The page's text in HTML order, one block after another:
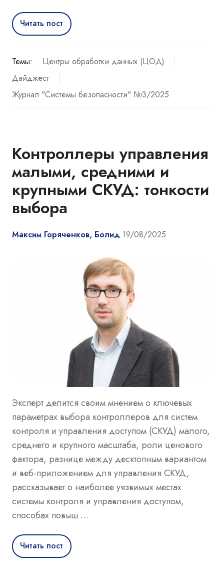
Читать пост
Темы:
Центры обработки данных (ЦОД)
Дайджест
Журнал "Системы безопасности" №3/2025
Контроллеры управления
малыми, средними и
крупными СКУД: тонкости
выбора
Максим Горяченков, Болид 19/08/2025
Эксперт делится своим мнением о ключевых
параметрах выбора контроллеров для систем
контроля и управления доступом (СКУД) малого,
среднего и крупного масштаба, роли ценового
фактора, разнице между десктопным вариантом
и веб-приложением для управления СКУД,
рассказывает о наиболее уязвимых местах
системы контроля и управления доступом,
способах повыш …
Читать пост